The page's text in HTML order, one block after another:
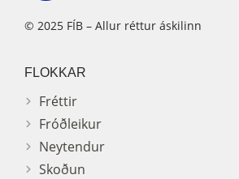
© 2025 FÍB – Allur réttur áskilinn
FLOKKAR
Fréttir
Fróðleikur
Neytendur
Skoðun